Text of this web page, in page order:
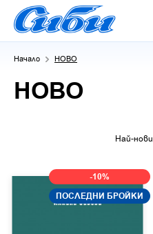
Начало НОВО
НОВО
Най-нови
-10%
ПОСЛЕДНИ БРОЙКИ